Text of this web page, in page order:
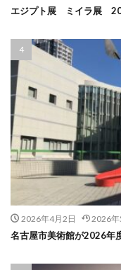
エジプト展 ミイラ展
2026年4月2日 2026年
名古屋市美術館が2026年